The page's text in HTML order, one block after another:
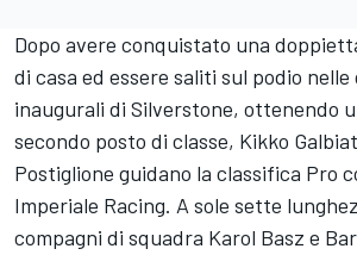
Dopo avere conquistato una
di casa ed essere saliti sul podio nelle
inaugurali di Silverstone, ottenendo
secondo posto di classe, Kikko
Postiglione guidano la classifica Pro
Imperiale Racing. A sole sette
compagni di squadra Karol Basz e